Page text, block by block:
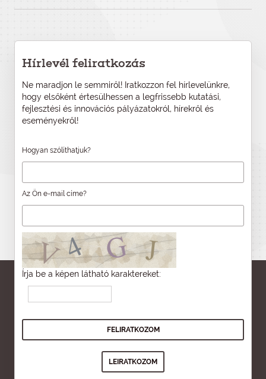
Hírlevél feliratkozás
Ne maradjon le semmiről! Iratkozzon fel hírlevelünkre,
hogy elsőként értesülhessen a legfrissebb kutatási,
fejlesztési és innovációs pályázatokról, hírekről és
eseményekről!
Hogyan szólíthatjuk?
Az Ön e-mail címe?
Írja be a képen látható karaktereket: